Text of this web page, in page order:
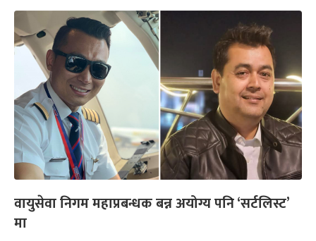
वायुसेवा निगम महाप्रबन्धक बन्न अयोग्य पनि ‘सर्टलिस्ट’
मा